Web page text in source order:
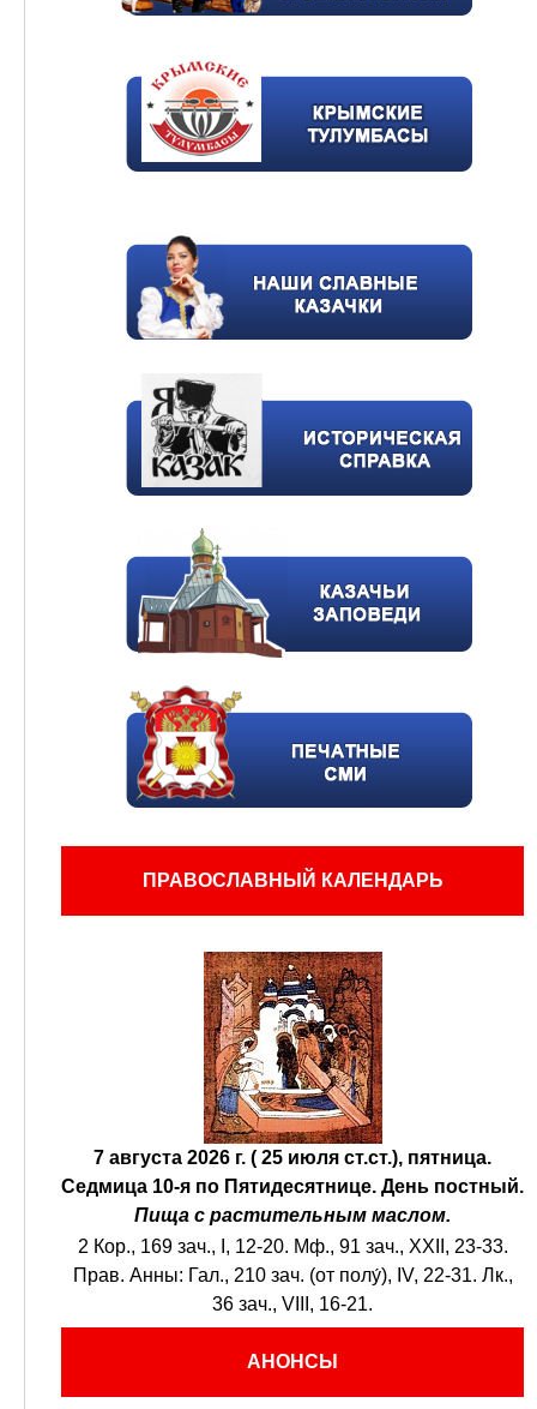
ПРАВОСЛАВНЫЙ КАЛЕНДАРЬ
7 августа 2026 г. ( 25 июля ст.ст.), пятница.
Седмица 10-я по Пятидесятнице. День постный.
Пища с растительным маслом.
2 Кор., 169 зач., I, 12-20. Мф., 91 зач., XXII, 23-33.
Прав. Анны: Гал., 210 зач. (от полу́), IV, 22-31. Лк.,
36 зач., VIII, 16-21.
АНОНСЫ